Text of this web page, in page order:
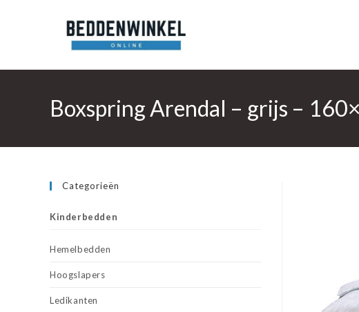
Boxspring Arendal – grijs –
Categorieën
Kinderbedden
Hemelbedden
Hoogslapers
Ledikanten